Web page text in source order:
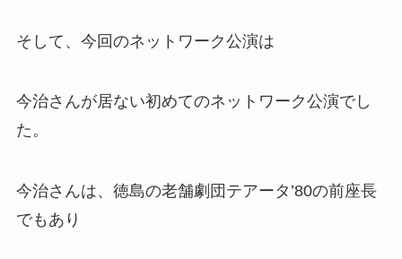
そして、今回のネットワーク公演は
今治さんが居ない初めてのネットワーク公演でし
た。
今治さんは、徳島の老舗劇団テアータ’80の前座長
でもあり